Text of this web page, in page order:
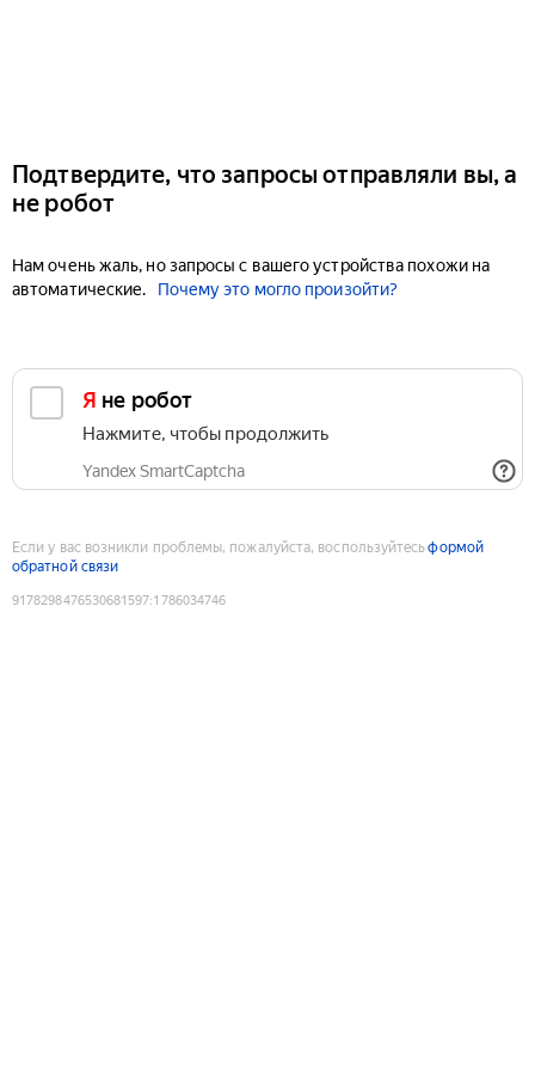
Подтвердите, что запросы отправляли вы, а
не робот
Нам очень жаль, но запросы с вашего устройства похожи на
автоматические.
Почему это могло произойти?
Я не робот
Нажмите, чтобы продолжить
Yandex SmartCaptcha
Если у вас возникли проблемы, пожалуйста, воспользуйтесьформой
обратной связи
9178298476530681597:1786034746